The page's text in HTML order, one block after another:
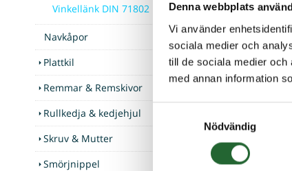
Denna webbplats
Vi använder
sociala medier och
till de sociala medier
med annan information
Nödvändig
Vinkellänk DIN 71802
Navkåpor
Plattkil
Remmar & Remskivor
Rullkedja & kedjehjul
Skruv & Mutter
Smörjnippel
l4:
t: